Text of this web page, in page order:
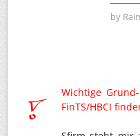
by
Wichtige
FinTS/HBCI